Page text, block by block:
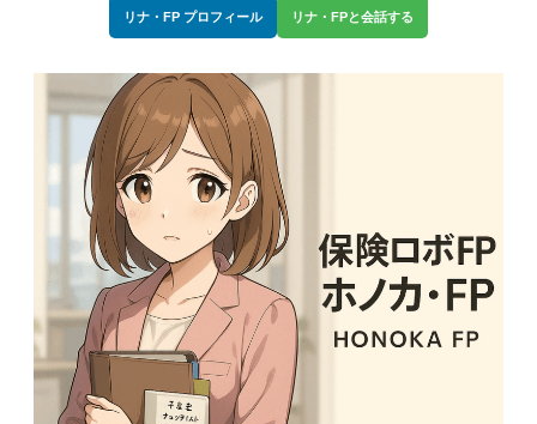
リナ・FP プロフィール リナ・FPと会話する